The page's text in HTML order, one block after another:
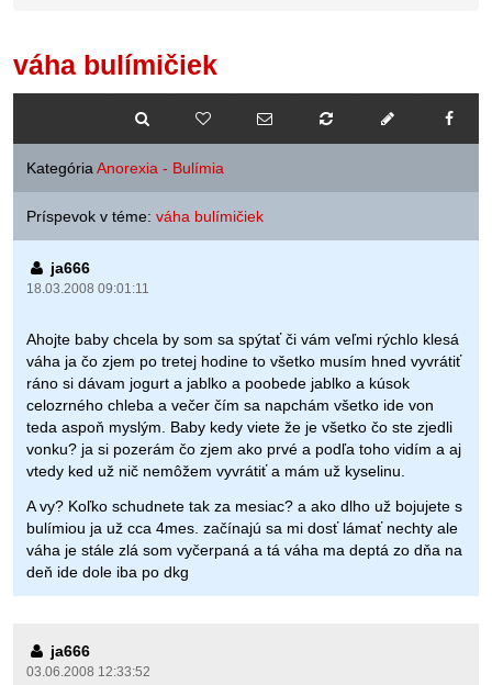
váha bulímičiek
Kategória Anorexia - Bulímia
Príspevok v téme: váha bulímičiek
ja666
18.03.2008 09:01:11
Ahojte baby chcela by som sa spýtať či vám veľmi rýchlo klesá
váha ja čo zjem po tretej hodine to všetko musím hned vyvrátiť
ráno si dávam jogurt a jablko a poobede jablko a kúsok
celozrného chleba a večer čím sa napchám všetko ide von
teda aspoň myslým. Baby kedy viete že je všetko čo ste zjedli
vonku? ja si pozerám čo zjem ako prvé a podľa toho vidím a aj
vtedy ked už nič nemôžem vyvrátiť a mám už kyselinu.
A vy? Koľko schudnete tak za mesiac? a ako dlho už bojujete s
bulímiou ja už cca 4mes. začínajú sa mi dosť lámať nechty ale
váha je stále zlá som vyčerpaná a tá váha ma deptá zo dňa na
deň ide dole iba po dkg
ja666
03.06.2008 12:33:52